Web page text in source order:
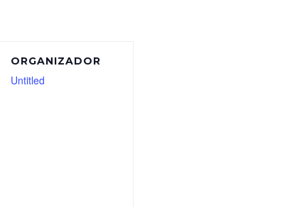
ORGANIZADOR
Untitled